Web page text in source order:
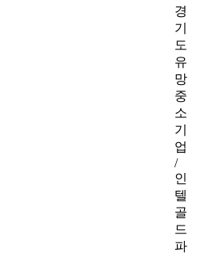
경
기
도
유
망
중
소
기
업
/
인
텔
골
드
파